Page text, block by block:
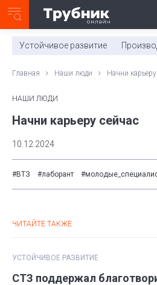
0:00/ 11:03
Устойчивое развитие
Главная Наши люди Начни карьеру
НАШИ ЛЮДИ
Начни карьеру сейчас
10.12.2024
#ВТЗ #лаборант
ЧИТАЙТЕ ТАКЖЕ
УСТОЙЧИВОЕ РАЗВИТИЕ
СТЗ поддержал